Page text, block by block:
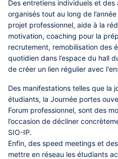
Des entretiens individuels et
organisés tout au long de
projet professionnel, aide à la
motivation, coaching pour la
recrutement, remobilisation des
quotidien dans l’espace du hall
de créer un lien régulier avec
Des manifestations telles que la
étudiants, la Journée portes
Forum professionnel, sont des
l’occasion de décliner
SIO-IP.
Enfin, des speed meetings et
mettre en réseau les étudiants